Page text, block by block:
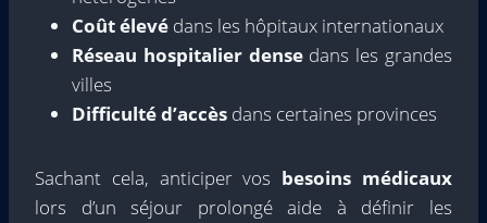
Coût élevé dans les hôpitaux internationaux
Réseau hospitalier densedans les grandes
villes
Difficulté d’accès dans certaines provinces
Sachant cela, anticiper vos besoins médicaux
lors d’un séjour prolongé aide à définir les